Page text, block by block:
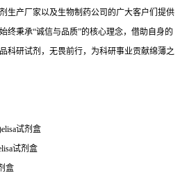
生产厂家以及生物制药公司的广大客户们提供
终秉承“诚信与品质”的核心理念，借助自身的
科研试剂，无畏前行，为科研事业贡献绵薄之
试剂盒
试剂盒
盒